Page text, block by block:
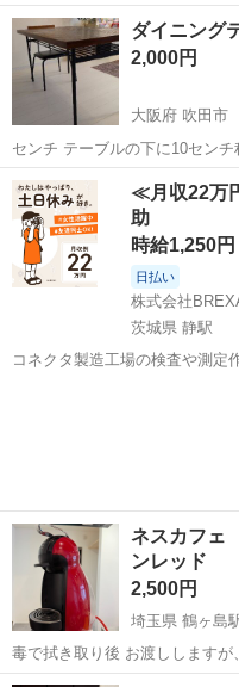
に砂汚れ、テープ跡…
神奈川 藤沢市 藤沢駅
ダイニング
2,000円
大阪府 吹田市
センチ テーブルの下に10センチ
ど置くことが…
大阪 吹田市 テーブル
≪月収22万
助
時給1,250円
日払い
株式会社
茨城県 静駅
コネクタ製造工場の検査や測定
ネスカフェ
ンレッド
2,500円
埼玉県 鶴ヶ島
毒で拭き取り後 お渡ししますが
可能性がありま…